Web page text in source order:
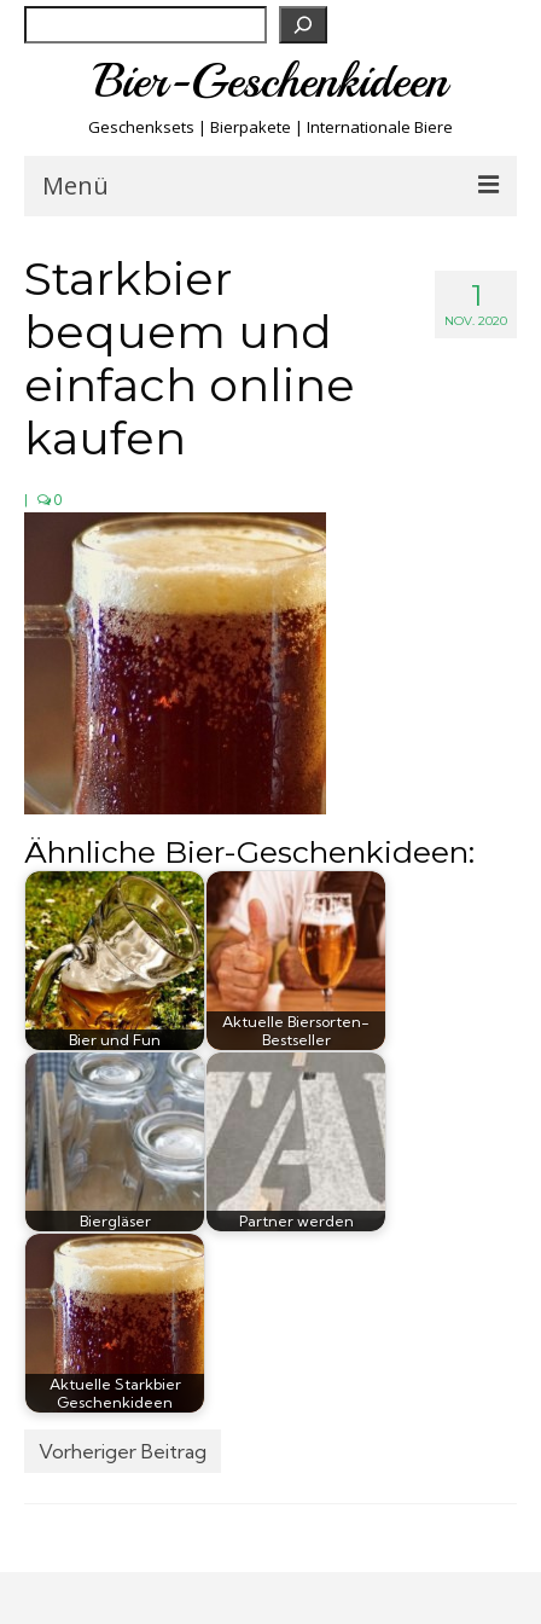
Bier-Geschenkideen
Geschenksets | Bierpakete | Internationale Biere
Menü
Biersorten
Bierboxen & Sets
Biere A-Z
Biere der Welt
Biergläser
Geschenksets
Partyfässer
1
NOV. 2020
Starkbier
bequem und
einfach online
kaufen
0
Ähnliche Bier-Geschenkideen:
Bier und Fun
Aktuelle Biersorten-
Bestseller
Biergläser Partner werden
Aktuelle Starkbier
Geschenkideen
Vorheriger Beitrag